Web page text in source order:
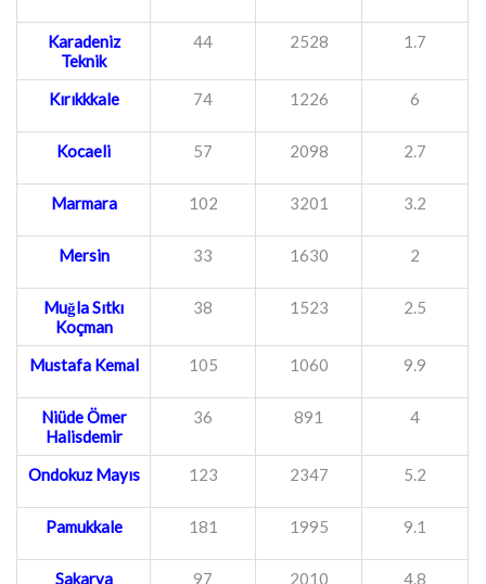
Karadeniz
Teknik
44 2528 1.7
Kırıkkkale 74 1226 6
Kocaeli 57 2098 2.7
Marmara 102 3201 3.2
Mersin 33 1630 2
Muğla Sıtkı
Koçman
38 1523 2.5
Mustafa Kemal 105 1060 9.9
Niüde Ömer
Halisdemir
36 891 4
Ondokuz Mayıs 123 2347 5.2
Pamukkale 181 1995 9.1
Sakarya 97 2010 4.8